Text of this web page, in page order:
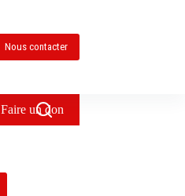
Nous contacter
Faire un don